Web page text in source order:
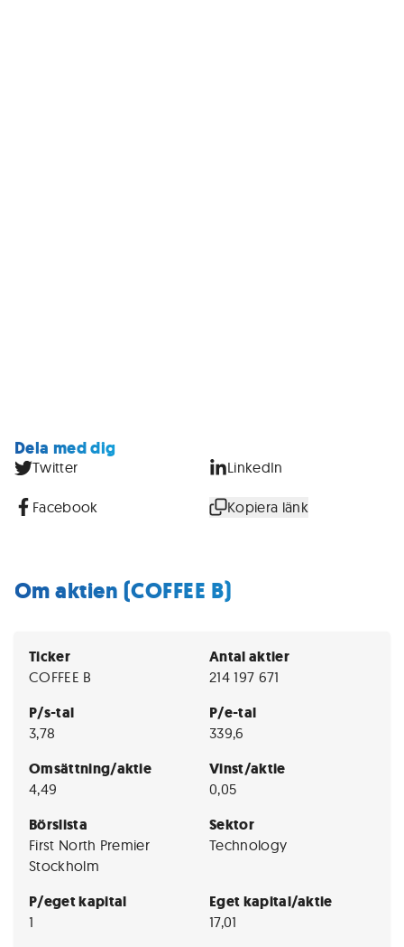
Dela med dig
Twitter LinkedIn
Facebook Kopiera länk
Om aktien (COFFEE B)
Ticker
COFFEE B
Antal aktier
214 197 671
P/s-tal
3,78
P/e-tal
339,6
Omsättning/aktie
4,49
Vinst/aktie
0,05
Börslista
First North Premier
Stockholm
Sektor
Technology
P/eget kapital
1
Eget kapital/aktie
17,01